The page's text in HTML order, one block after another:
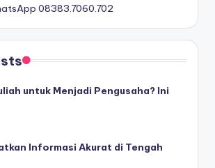
08383.7060.702
untuk Menjadi Pengusaha? Ini
Informasi Akurat di Tengah